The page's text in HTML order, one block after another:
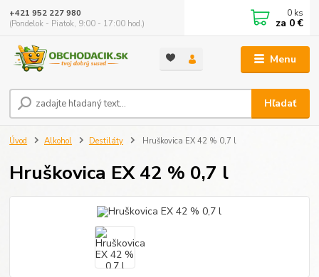
Menu
Hľadať
+421 952 227 980
(Pondelok - Piatok, 9:00 - 17:00 hod.)
0 ks
za 0 €
Úvod Alkohol Destiláty Hruškovica EX 42 % 0,7 l
Hruškovica EX 42 % 0,7 l